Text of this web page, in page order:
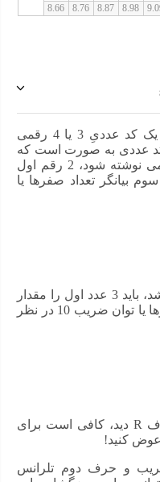
8.98
8.87
8.76
8.66
روی همه هر مقاومت اس ام دی یک کد عددیِ 3 یا 4 رقمی
عددی به صورت است که
اگر روی مقاومت یک عدد سه رقمی نوشته شود، 2 رقم اول
بیانگر تعداد صفرها یا
اما اگر عدد نوشته شده 4 رقمی باشد، باید 3 عدد اول را مقدار
مقاومت و عدد چهارم را تعداد صفرها یا توان ضریب 10 در نظر
اگر در کد عددی مقاومت smd حرف R دید، کافی است برای
عوض کنید!
و حرف دوم تلرانس